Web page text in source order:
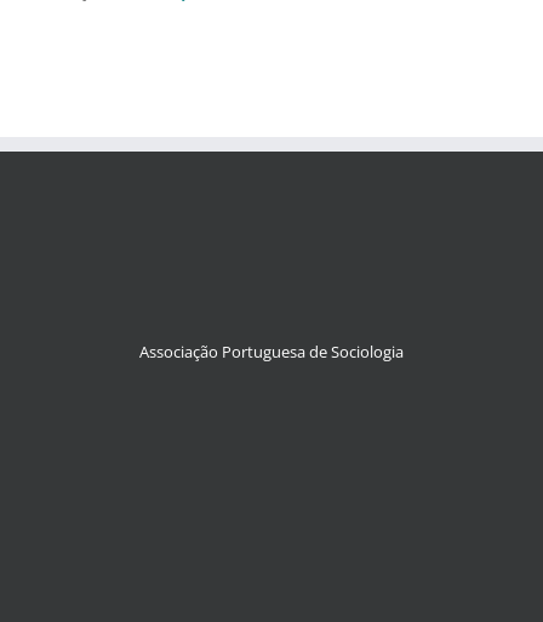
Associação Portuguesa de Sociologia